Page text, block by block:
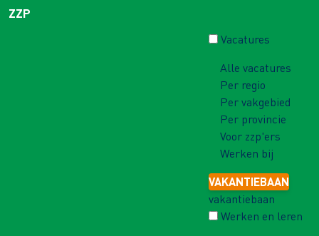
ZZP
Vacatures
Alle vacatures
Per regio
Per vakgebied
Per provincie
Voor zzp'ers
Werken bij
VAKANTIEBAAN
vakantiebaan
Werken en leren